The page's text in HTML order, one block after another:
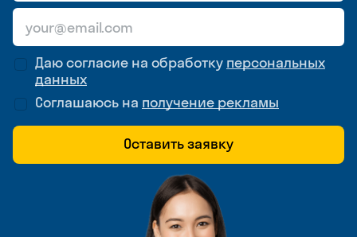
Даю согласие на обработку персональных
данных
Соглашаюсь на получение рекламы
Оставить заявку